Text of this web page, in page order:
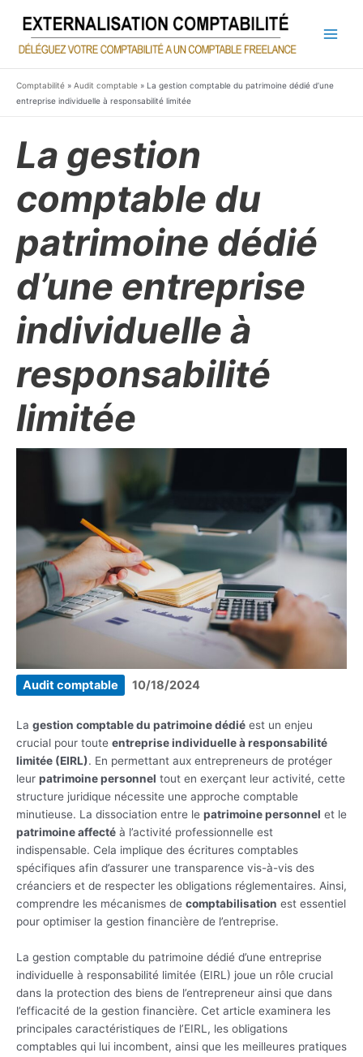
contenu
Comptabilité » Audit comptable » La gestion comptable du patrimoine dédié d’une
entreprise individuelle à responsabilité limitée
La gestion
comptable du
patrimoine dédié
d’une entreprise
individuelle à
responsabilité
limitée
Audit comptable 10/18/2024
La gestion comptable du patrimoine dédié est un enjeu
crucial pour toute entreprise individuelle à responsabilité
limitée (EIRL). En permettant aux entrepreneurs de protéger
leur patrimoine personnel tout en exerçant leur activité, cette
structure juridique nécessite une approche comptable
minutieuse. La dissociation entre le patrimoine personnel et le
patrimoine affecté à l’activité professionnelle est
indispensable. Cela implique des écritures comptables
spécifiques afin d’assurer une transparence vis-à-vis des
créanciers et de respecter les obligations réglementaires. Ainsi,
comprendre les mécanismes de comptabilisation est essentiel
pour optimiser la gestion financière de l’entreprise.
La gestion comptable du patrimoine dédié d’une entreprise
individuelle à responsabilité limitée (EIRL) joue un rôle crucial
dans la protection des biens de l’entrepreneur ainsi que dans
l’efficacité de la gestion financière. Cet article examinera les
principales caractéristiques de l’EIRL, les obligations
comptables qui lui incombent, ainsi que les meilleures pratiques